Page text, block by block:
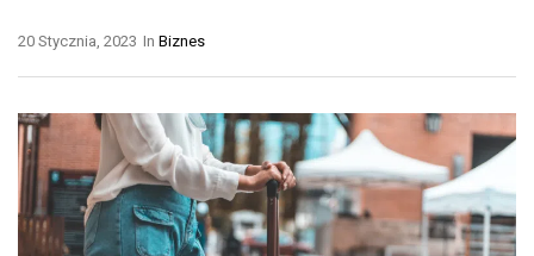
In Biznes
20 Stycznia, 2023